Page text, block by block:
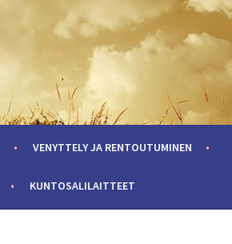
VENYTTELY JA RENTOUTUMINEN
KUNTOSALILAITTEET